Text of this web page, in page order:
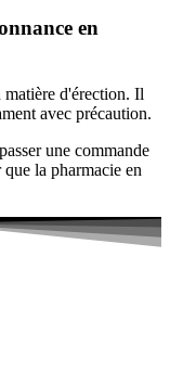
en
matière d'érection. Il
avec précaution.
une commande
la pharmacie en